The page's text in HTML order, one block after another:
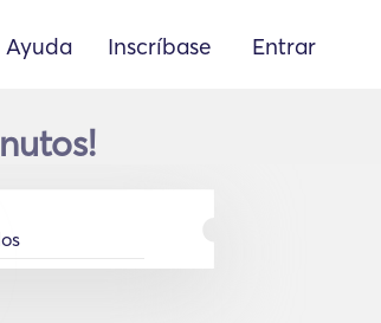
Ayuda Inscríbase Entrar